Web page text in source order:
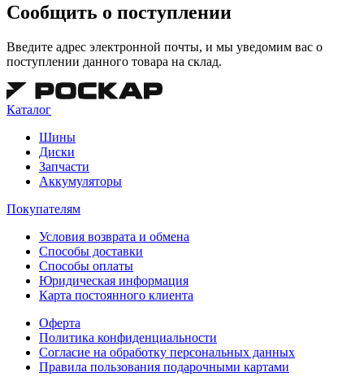
Сообщить о поступлении
Введите адрес электронной почты, и мы уведомим вас о
поступлении данного товара на склад.
Каталог
Шины
Диски
Запчасти
Аккумуляторы
Покупателям
Условия возврата и обмена
Способы доставки
Способы оплаты
Юридическая информация
Карта постоянного клиента
Оферта
Политика конфиденциальности
Согласие на обработку персональных данных
Правила пользования подарочными картами